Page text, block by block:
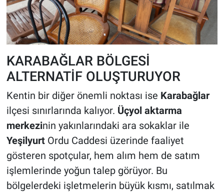
KARABAĞLAR BÖLGESİ
ALTERNATİF OLUŞTURUYOR
Kentin bir diğer önemli noktası ise Karabağlar
ilçesi sınırlarında kalıyor. Üçyol aktarma
merkezinin yakınlarındaki ara sokaklar ile
YeşilyurtOrdu Caddesi üzerinde faaliyet
gösteren spotçular, hem alım hem de satım
işlemlerinde yoğun talep görüyor. Bu
bölgelerdeki işletmelerin büyük kısmı, satılmak